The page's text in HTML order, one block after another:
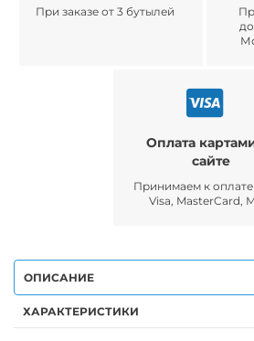
При заказе от 3 бутылей
Оплата
сайте
Принимаем к
Visa, MasterCard,
ОПИСАНИЕ
ХАРАКТЕРИСТИКИ